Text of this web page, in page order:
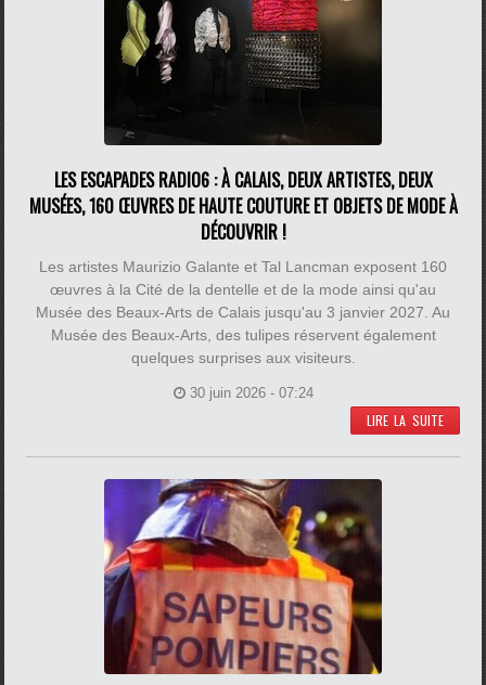
LES ESCAPADES RADIO6 : À CALAIS, DEUX ARTISTES, DEUX
MUSÉES, 160 ŒUVRES DE HAUTE COUTURE ET OBJETS DE MODE À
DÉCOUVRIR !
Les artistes Maurizio Galante et Tal Lancman exposent 160
œuvres à la Cité de la dentelle et de la mode ainsi qu'au
Musée des Beaux-Arts de Calais jusqu'au 3 janvier 2027. Au
Musée des Beaux-Arts, des tulipes réservent également
quelques surprises aux visiteurs.
30 juin 2026 - 07:24
LIRE LA SUITE